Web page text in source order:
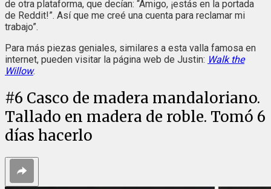
de otra plataforma, que decían: “Amigo, ¡estás en la portada
de Reddit!”. Así que me creé una cuenta para reclamar mi
trabajo”.
Para más piezas geniales, similares a esta valla famosa en
internet, pueden visitar la página web de Justin: Walk the
Willow.
#6 Casco de madera mandaloriano.
Tallado en madera de roble. Tomó 6
días hacerlo